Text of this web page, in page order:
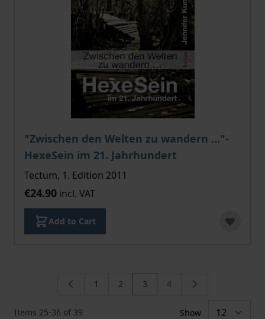
"Zwischen den Welten zu wandern …"-
HexeSein im 21. Jahrhundert
Tectum, 1. Edition 2011
€24.90 incl. VAT
Add to Cart
Items 25-36 of 39
Page
1 Page
2 You're currently reading page
3 Page
4
Show